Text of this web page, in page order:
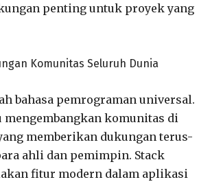
penting untuk proyek yang
Komunitas Seluruh Dunia
bahasa pemrograman universal.
mengembangkan komunitas di
memberikan dukungan terus-
ahli dan pemimpin. Stack
fitur modern dalam aplikasi